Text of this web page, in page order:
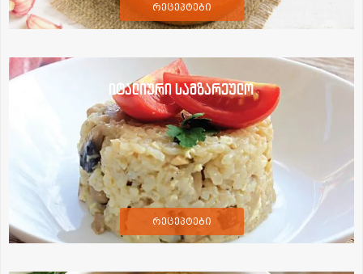
რეცეპტები
იტალიური სამზარეულო
რეცეპტები